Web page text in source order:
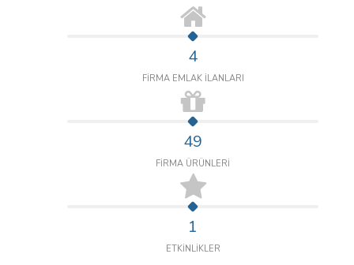
4
FİRMA EMLAK İLANLARI
49
FİRMA ÜRÜNLERİ
1
ETKİNLİKLER